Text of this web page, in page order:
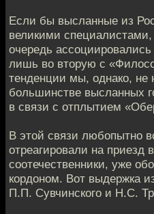
Если бы высланные из
великими
очередь
лишь во вторую с
тенденции мы, однако,
большинстве высланных
в связи с отплытием
В этой связи любопытно
отреагировали на приезд
соотечественники, уже
кордоном. Вот выдержка
П.П. Сувчинского и Н.С.